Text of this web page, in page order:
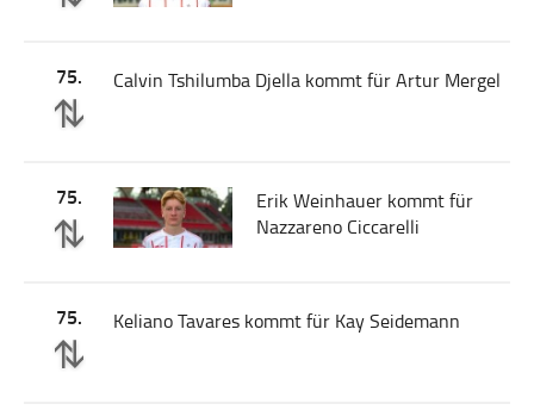
75. Calvin Tshilumba Djella kommt für Artur Mergel
75.
Erik Weinhauer kommt für
Nazzareno Ciccarelli
75. Keliano Tavares kommt für Kay Seidemann